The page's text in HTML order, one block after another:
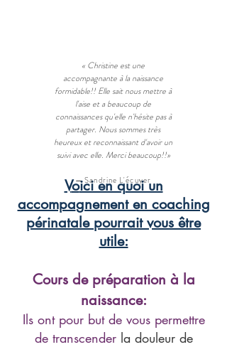
Voici en quoi un
accompagnement en coaching
périnatale pourrait vous être
utile:
Cours de préparation à la
naissance:
Ils ont pour but de vous permettre
de transcender la douleur de
« Christine est une
accompagnante à la naissance
formidable!! Elle sait nous mettre à
l'aise et a beaucoup de
connaissances qu'elle n'hésite pas à
partager. Nous sommes très
heureux et reconnaissant d'avoir un
suivi avec elle. Merci beaucoup!!»
— Sandrine L'écuyer